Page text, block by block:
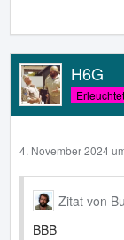
H6G
4. November 2024
Zitat von
BBB